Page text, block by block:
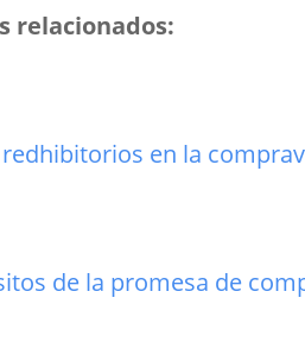
relacionados:
en la
de la promesa de